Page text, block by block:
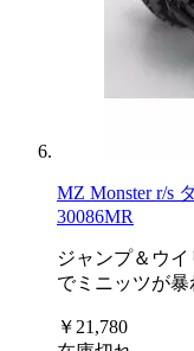
MZ Monster r/s
30086MR
ジャンプ＆ウ
でミニッツが暴
￥21,780